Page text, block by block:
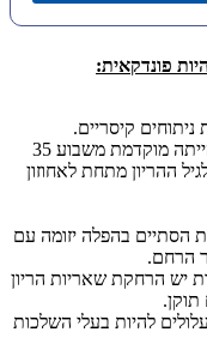
פונדקאית:
קיסריים.
הלידה האחרונה שעברה הפונדקאית הייתה מוקדמת משבוע 35
ההריון מתחת לאחוזון
הסתיים בהפלה יזומה עם
יש הרחקת שאריות הריון
להיות בעלי השלכות